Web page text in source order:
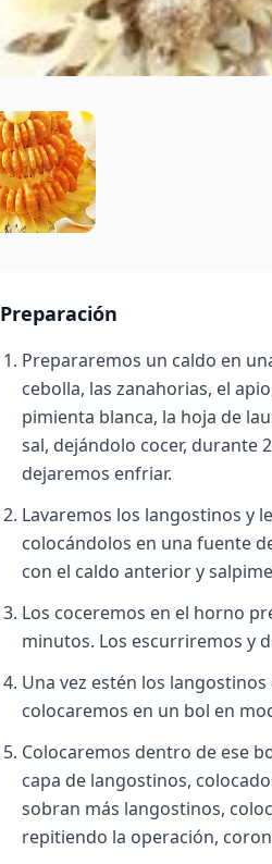
Preparación
Prepararemos un caldo en
cebolla, las zanahorias, el
pimienta blanca, la hoja de
sal, dejándolo cocer, durante
dejaremos enfriar.
Lavaremos los langostinos y
colocándolos en una fuente
con el caldo anterior y
Los coceremos en el horno
minutos. Los escurriremos y
Una vez estén los
colocaremos en un bol en
Colocaremos dentro de ese
capa de langostinos,
sobran más langostinos,
repitiendo la operación,